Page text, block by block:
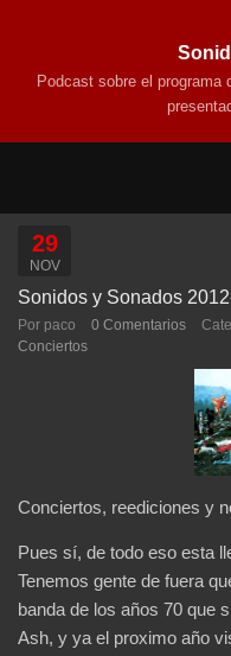
Podcast sobre el programa
29
NOV
Sonidos y Sonados
Por paco 0 Comentarios
Conciertos
Conciertos, reediciones y
Pues sí, de todo eso esta
Tenemos gente de fuera
banda de los años 70 que
Ash, y ya el proximo año